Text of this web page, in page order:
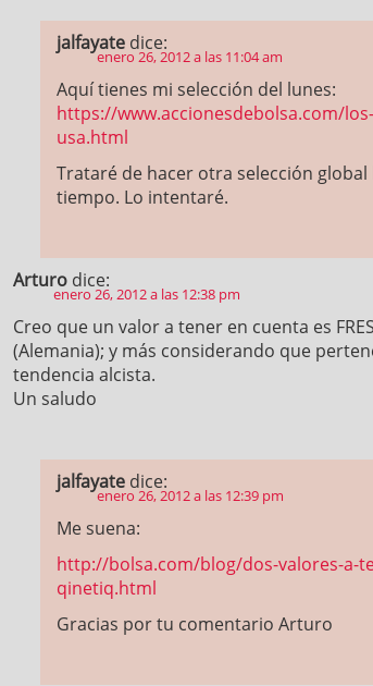
jalfayate dice:
enero 26, 2012 a las 11:04 am
Aquí tienes mi selección del lunes:
https://www.accionesdebolsa.com/
usa.html
Trataré de hacer otra selección
tiempo. Lo intentaré.
Arturo dice:
enero 26, 2012 a las 12:38 pm
Creo que un valor a tener en cuenta es
(Alemania); y más considerando que
tendencia alcista.
Un saludo
jalfayate dice:
enero 26, 2012 a las 12:39 pm
Me suena:
http://bolsa.com/blog/dos-valores-a-
qinetiq.html
Gracias por tu comentario Arturo